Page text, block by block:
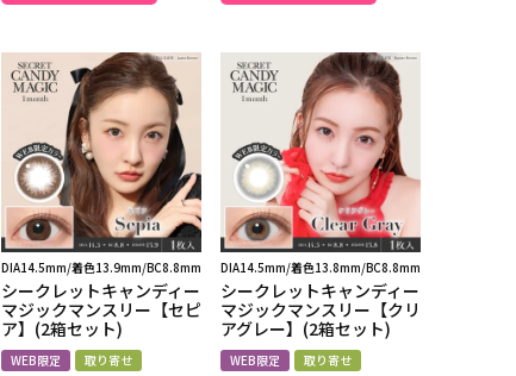
DIA14.5mm/着色13.9mm/BC8.8mm
シークレットキャンディー
マジックマンスリー【セピ
ア】(2箱セット)
WEB限定
取り寄せ
DIA14.5mm/着色13.8mm/BC8.8mm
シークレットキャンディー
マジックマンスリー【クリ
アグレー】(2箱セット)
WEB限定
取り寄せ